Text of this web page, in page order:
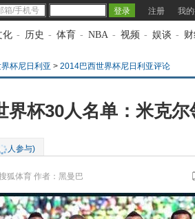
注册 我
化 - 历史 - 体育 - NBA - 视频 - 娱谈 -
杯尼日利亚 > 2014巴西世界杯尼日利亚评论
界杯30人名单：米克
人参与)
狐体育 作者：黑曼巴